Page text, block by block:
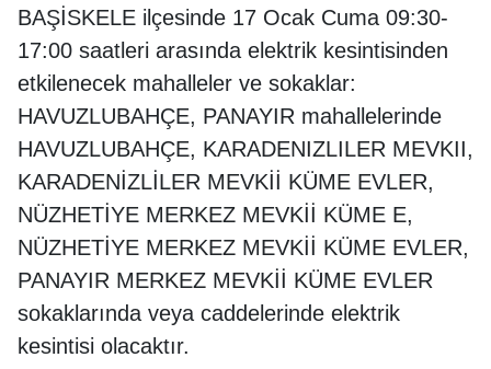
BAŞİSKELE ilçesinde 17 Ocak Cuma 09:30-
17:00 saatleri arasında elektrik kesintisinden
etkilenecek mahalleler ve sokaklar:
HAVUZLUBAHÇE, PANAYIR mahallelerinde
HAVUZLUBAHÇE, KARADENIZLILER MEVKII,
KARADENİZLİLER MEVKİİ KÜME EVLER,
NÜZHETİYE MERKEZ MEVKİİ KÜME E,
NÜZHETİYE MERKEZ MEVKİİ KÜME EVLER,
PANAYIR MERKEZ MEVKİİ KÜME EVLER
sokaklarında veya caddelerinde elektrik
kesintisi olacaktır.